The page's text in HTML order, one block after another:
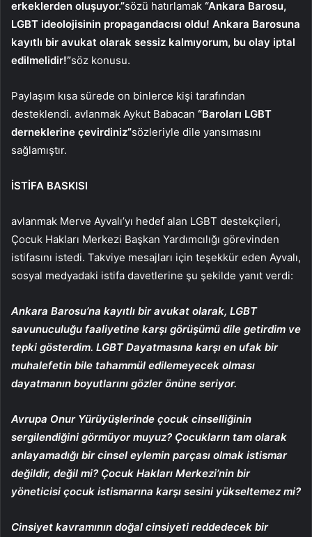
erkeklerden oluşuyor.”sözü hatırlamak “Ankara Barosu,
LGBT ideolojisinin propagandacısı oldu! Ankara Barosuna
kayıtlı bir avukat olarak sessiz kalmıyorum, bu olay iptal
edilmelidir!”söz konusu.
Paylaşım kısa sürede on binlerce kişi tarafından
desteklendi. avlanmak Aykut Babacan “Baroları LGBT
derneklerine çevirdiniz”sözleriyle dile yansımasını
sağlamıştır.
İSTİFA BASKISI
avlanmak Merve Ayvalı’yı hedef alan LGBT destekçileri,
Çocuk Hakları Merkezi Başkan Yardımcılığı görevinden
istifasını istedi. Takviye mesajları için teşekkür eden Ayvalı,
sosyal medyadaki istifa davetlerine şu şekilde yanıt verdi:
Ankara Barosu’na kayıtlı bir avukat olarak, LGBT
savunuculuğu faaliyetine karşı görüşümü dile getirdim ve
tepki gösterdim. LGBT Dayatmasına karşı en ufak bir
muhalefetin bile tahammül edilemeyecek olması
dayatmanın boyutlarını gözler önüne seriyor.
Avrupa Onur Yürüyüşlerinde çocuk cinselliğinin
sergilendiğini görmüyor muyuz? Çocukların tam olarak
anlayamadığı bir cinsel eylemin parçası olmak istismar
değildir, değil mi? Çocuk Hakları Merkezi’nin bir
yöneticisi çocuk istismarına karşı sesini yükseltemez mi?
Cinsiyet kavramının doğal cinsiyeti reddedecek bir